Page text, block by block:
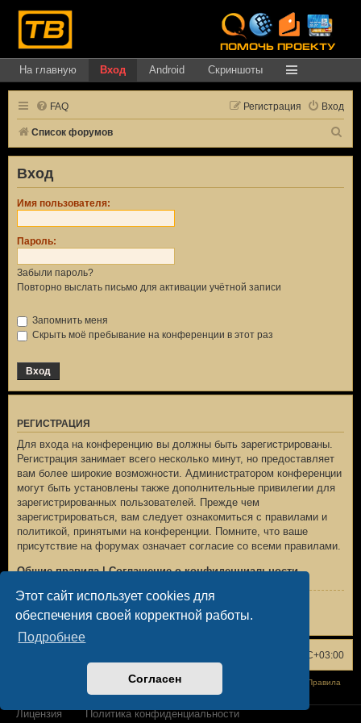
Этот сайт использует cookies для
обеспечения своей корректной работы.
Подробнее
Согласен
На главную Вход Android Скриншоты
FAQ Вход
Регистрация
Список форумов
Вход
Имя пользователя:
Пароль:
Забыли пароль?
Повторно выслать письмо для активации учётной записи
Запомнить меня
Скрыть моё пребывание на конференции в этот раз
РЕГИСТРАЦИЯ
Для входа на конференцию вы должны быть зарегистрированы.
Регистрация занимает всего несколько минут, но предоставляет
вам более широкие возможности. Администратором конференции
могут быть установлены также дополнительные привилегии для
зарегистрированных пользователей. Прежде чем
зарегистрироваться, вам следует ознакомиться с правилами и
политикой, принятыми на конференции. Помните, что ваше
присутствие на форумах означает согласие со всеми правилами.
Общие правила|Соглашение о конфиденциальности
Регистрация
UTC+03:00
Правила
Лицензия Политика конфиденциальности